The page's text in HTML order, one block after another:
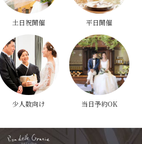
土日祝開催 平日開催
少人数向け 当日予約OK